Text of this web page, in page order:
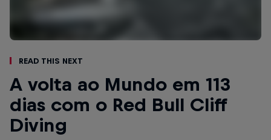
Read This Next
A volta ao Mundo em 113
dias com o Red Bull Cliff
Diving